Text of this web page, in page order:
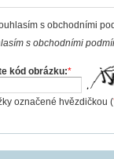
s obchodními
s obchodními
kód obrázku:*
označené hvězdičkou (